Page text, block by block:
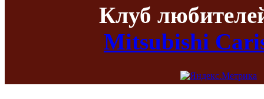
Клуб
Mitsubishi